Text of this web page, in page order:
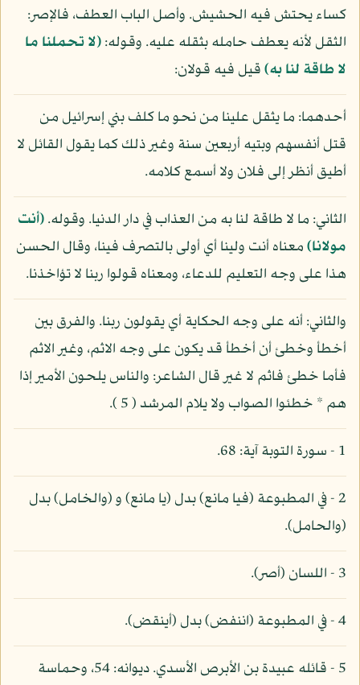
كساء يحتش فيه الحشيش. وأصل الباب العطف، فالإصر:
الثقل لأنه يعطف حامله بثقله عليه. وقوله:(لا تحملنا ما
لا طاقة لنا به)قيل فيه قولان:
أحدهما: ما يثقل علينا من نحو ما كلف بني إسرائيل من
قتل أنفسهم وبتيه أربعين سنة وغير ذلك كما يقول القائل لا
أطيق أنظر إلى فلان ولا أسمع كلامه.
الثاني: ما لا طاقة لنا به من العذاب في دار الدنيا. وقوله.(أنت
مولانا)معناه أنت ولينا أي أولى بالتصرف فينا، وقال الحسن
هذا على وجه التعليم للدعاء، ومعناه قولوا ربنا لا تؤاخذنا.
والثاني: أنه على وجه الحكاية أي يقولون ربنا. والفرق بين
أخطأ وخطئ أن أخطأ قد يكون على وجه الاثم، وغير الاثم
فأما خطئ فاثم لا غير قال الشاعر: والناس يلحون الأمير إذا
هم * خطئوا الصواب ولا يلام المرشد ( 5 ).
1 - سورة التوبة آية: 68.
2 - في المطبوعة (فيا مانع) بدل (يا مانع) و (والخامل) بدل
(والحامل).
3 - اللسان (أصر).
4 - في المطبوعة (اننفض) بدل (أينقض).
5 - قائله عبيدة بن الأبرص الأسدي. ديوانه: 54، وحماسة